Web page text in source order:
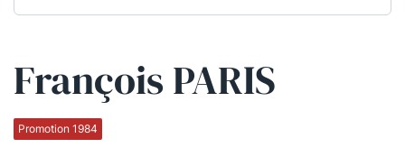
François PARIS
Promotion 1984
Qui sommes-nous ?
La Conférence